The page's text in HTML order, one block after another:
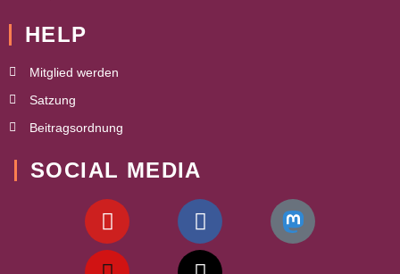
HELP
Mitglied werden
Satzung
Beitragsordnung
SOCIAL MEDIA